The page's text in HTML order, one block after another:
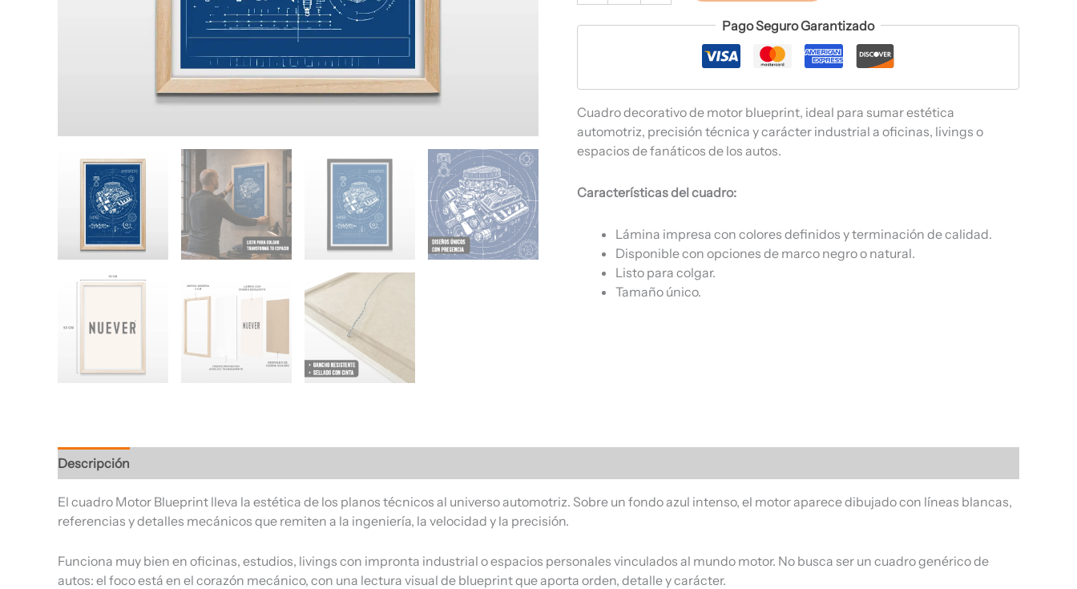
Pago Seguro Garantizado
Cuadro decorativo de motor blueprint, ideal para sumar estética
automotriz, precisión técnica y carácter industrial a oficinas, livings o
espacios de fanáticos de los autos.
Características del cuadro:
Lámina impresa con colores definidos y terminación de calidad.
Disponible con opciones de marco negro o natural.
Listo para colgar.
Tamaño único.
Descripción
El cuadro Motor Blueprint lleva la estética de los planos técnicos al universo automotriz. Sobre un fondo azul intenso, el motor aparece dibujado con líneas blancas,
referencias y detalles mecánicos que remiten a la ingeniería, la velocidad y la precisión.
Funciona muy bien en oficinas, estudios, livings con impronta industrial o espacios personales vinculados al mundo motor. No busca ser un cuadro genérico de
autos: el foco está en el corazón mecánico, con una lectura visual de blueprint que aporta orden, detalle y carácter.